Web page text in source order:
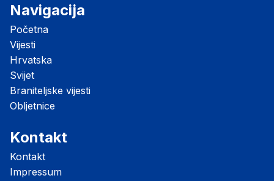
Navigacija
Početna
Vijesti
Hrvatska
Svijet
Braniteljske vijesti
Obljetnice
Kontakt
Kontakt
Impressum